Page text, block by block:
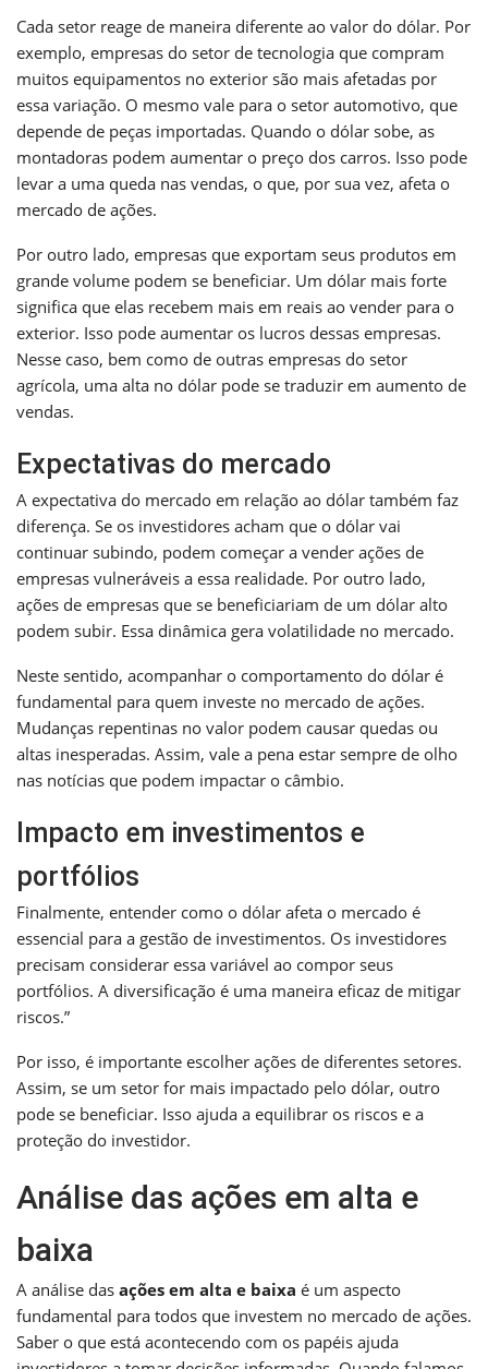
Cada setor reage de maneira diferente ao valor do dólar. Por
exemplo, empresas do setor de tecnologia que compram
muitos equipamentos no exterior são mais afetadas por
essa variação. O mesmo vale para o setor automotivo, que
depende de peças importadas. Quando o dólar sobe, as
montadoras podem aumentar o preço dos carros. Isso pode
levar a uma queda nas vendas, o que, por sua vez, afeta o
mercado de ações.
Por outro lado, empresas que exportam seus produtos em
grande volume podem se beneficiar. Um dólar mais forte
significa que elas recebem mais em reais ao vender para o
exterior. Isso pode aumentar os lucros dessas empresas.
Nesse caso, bem como de outras empresas do setor
agrícola, uma alta no dólar pode se traduzir em aumento de
vendas.
Expectativas do mercado
A expectativa do mercado em relação ao dólar também faz
diferença. Se os investidores acham que o dólar vai
continuar subindo, podem começar a vender ações de
empresas vulneráveis a essa realidade. Por outro lado,
ações de empresas que se beneficiariam de um dólar alto
podem subir. Essa dinâmica gera volatilidade no mercado.
Neste sentido, acompanhar o comportamento do dólar é
fundamental para quem investe no mercado de ações.
Mudanças repentinas no valor podem causar quedas ou
altas inesperadas. Assim, vale a pena estar sempre de olho
nas notícias que podem impactar o câmbio.
Impacto em investimentos e
portfólios
Finalmente, entender como o dólar afeta o mercado é
essencial para a gestão de investimentos. Os investidores
precisam considerar essa variável ao compor seus
portfólios. A diversificação é uma maneira eficaz de mitigar
riscos.”
Por isso, é importante escolher ações de diferentes setores.
Assim, se um setor for mais impactado pelo dólar, outro
pode se beneficiar. Isso ajuda a equilibrar os riscos e a
proteção do investidor.
Análise das ações em alta e
baixa
A análise das ações em alta e baixa é um aspecto
fundamental para todos que investem no mercado de ações.
Saber o que está acontecendo com os papéis ajuda